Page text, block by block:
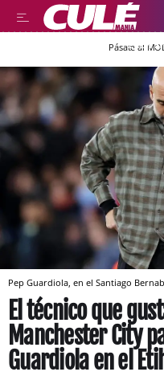
LEER
Pásate al
Pep Guardiola, en el Santiago
El técnico que
Manchester City
Guardiola en el